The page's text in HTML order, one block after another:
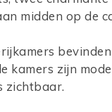
midden op de
kamers zijn
zichtbaar.